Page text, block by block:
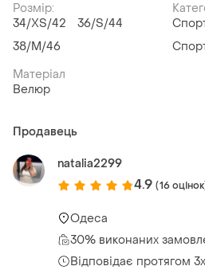
Розмір:
34/XS/42
36/S/44
38/M/46
Матеріал
Велюр
Продавець
natalia2299
4.9 (16
Одеса
30% виконаних
Відповідає протягом